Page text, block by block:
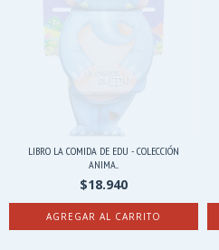
LIBRO LA COMIDA DE EDU - COLECCIÓN
ANIMA...
$18.940